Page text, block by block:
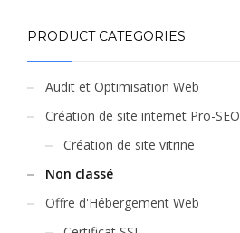
PRODUCT CATEGORIES
Audit et Optimisation Web
Création de site internet Pro-SEO
Création de site vitrine
Non classé
Offre d'Hébergement Web